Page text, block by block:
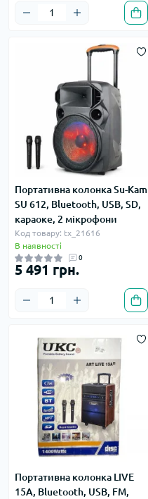
Портативна колонка Su-Kam
SU 612, Bluetooth, USB, SD,
караоке, 2 мікрофони
Код товару: tx_21616
В наявності
0
5 491 грн.
Портативна колонка LIVE
15A, Bluetooth, USB, FM,